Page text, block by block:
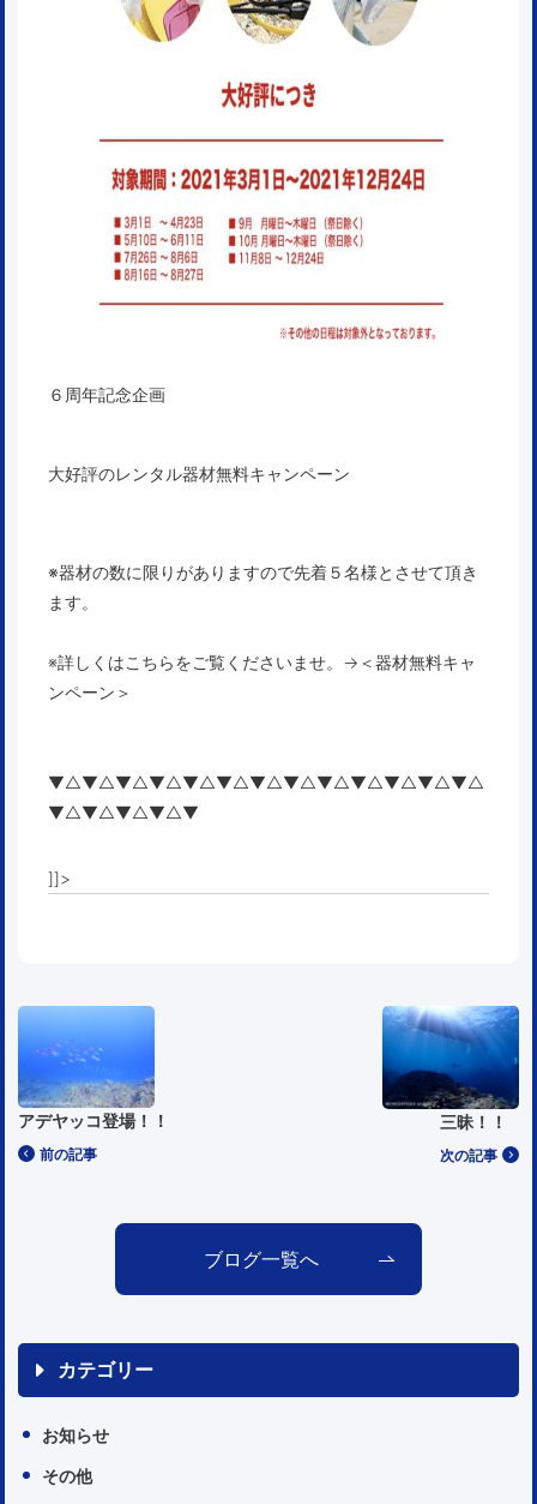
６周年記念企画
大好評のレンタル器材無料キャンペーン
※器材の数に限りがありますので先着５名様とさせて頂き
ます。
※詳しくはこちらをご覧くださいませ。→ ＜器材無料キャ
ンペーン＞
▼△▼△▼△▼△▼△▼△▼△▼△▼△▼△▼△▼△▼△
▼△▼△▼△▼△▼
]]>
前の記事
アデヤッコ登場！！
次の記事
三昧！！
ブログ一覧へ
カテゴリー
お知らせ
その他